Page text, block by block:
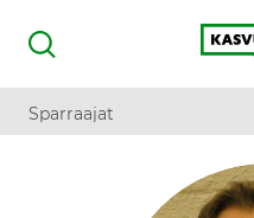
Haku
Kasvu Open
Sparraajat